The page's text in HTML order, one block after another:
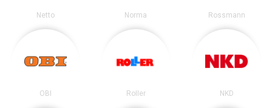
Netto Norma Rossmann
OBI Roller NKD